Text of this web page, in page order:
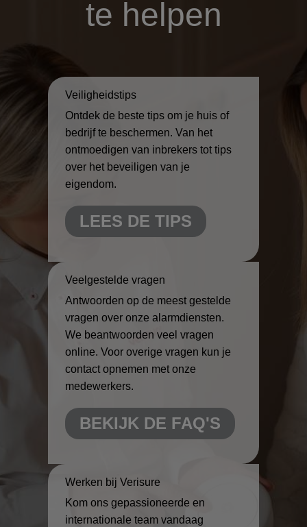
te helpen
Veiligheidstips
Ontdek de beste tips om je huis of
bedrijf te beschermen. Van het
ontmoedigen van inbrekers tot tips
over het beveiligen van je
eigendom.
LEES DE TIPS
Veelgestelde vragen
Antwoorden op de meest gestelde
vragen over onze alarmdiensten.
We beantwoorden veel vragen
online. Voor overige vragen kun je
contact opnemen met onze
medewerkers.
BEKIJK DE FAQ'S
Werken bij Verisure
Kom ons gepassioneerde en
internationale team vandaag